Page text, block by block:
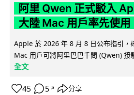
阿里 Qwen 正式駁入
大陸 Mac 用戶率先使用
Apple 於 2026 年 8 月 8 日公布指引，
Mac 用戶可將阿里巴巴千問 (Qwen) 接
全文
45 5 ↗ 分享